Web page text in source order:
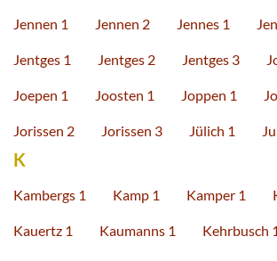
Jennen 1 Jennen 2 Jennes 1
Jentges 1 Jentges 2 Jentges 3
Joepen 1 Joosten 1 Joppen 1
Jorissen 2 Jorissen 3 Jülich 1
K
Kambergs 1 Kamp 1 Kamper 1
Kauertz 1 Kaumanns 1 Kehrbusch 1